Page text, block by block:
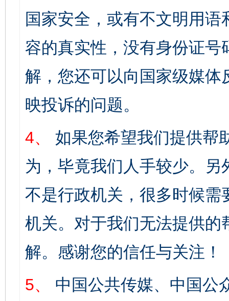
国家安全，或有不文明用
容的真实性，没有身份证
解，您还可以向国家级媒
映投诉的问题。
4、
如果您希望我们提供帮
为，毕竟我们人手较少。
不是行政机关，很多时候
机关。对于我们无法提供
解。感谢您的信任与关注！
5、
中国公共传媒、中国公